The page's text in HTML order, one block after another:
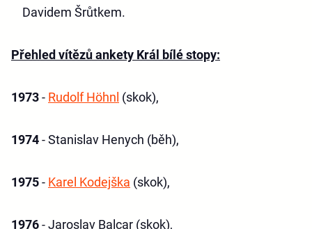
Davidem Šrůtkem.
Přehled vítězů ankety Král bílé stopy:
1973- Rudolf Höhnl (skok),
1974- Stanislav Henych (běh),
1975- Karel Kodejška (skok),
1976- Jaroslav Balcar (skok),